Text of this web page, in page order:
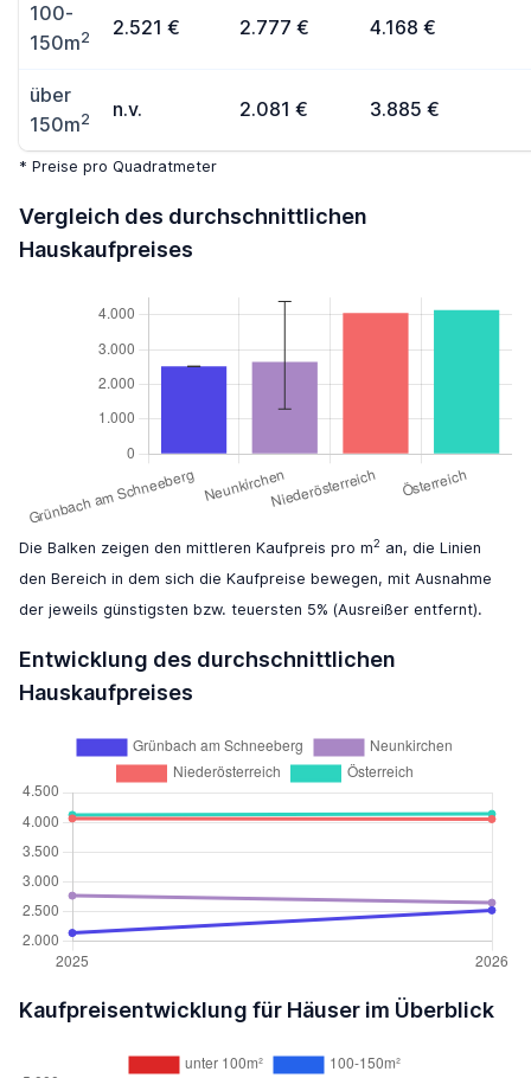
100-
150m2 2.521 € 2.777 € 4.168 €
über
150m2 n.v. 2.081 € 3.885 €
* Preise pro Quadratmeter
Vergleich des durchschnittlichen
Hauskaufpreises
Die Balken zeigen den mittleren Kaufpreis pro m2 an, die Linien
den Bereich in dem sich die Kaufpreise bewegen, mit Ausnahme
der jeweils günstigsten bzw. teuersten 5% (Ausreißer entfernt).
Entwicklung des durchschnittlichen
Hauskaufpreises
Kaufpreisentwicklung für Häuser im Überblick